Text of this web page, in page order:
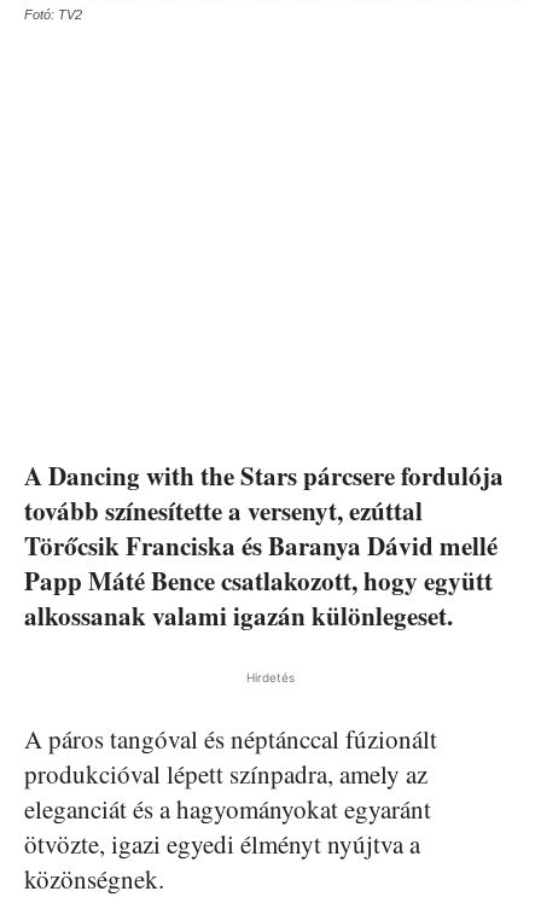
Fotó: TV2
A Dancing with the Stars párcsere fordulója
tovább színesítette a versenyt, ezúttal
Törőcsik Franciska és Baranya Dávid mellé
Papp Máté Bence csatlakozott, hogy együtt
alkossanak valami igazán különlegeset.
Hirdetés
A páros tangóval és néptánccal fúzionált
produkcióval lépett színpadra, amely az
eleganciát és a hagyományokat egyaránt
ötvözte, igazi egyedi élményt nyújtva a
közönségnek.